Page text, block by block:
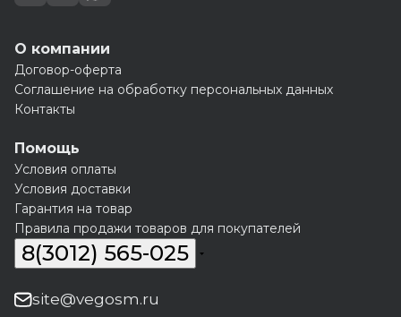
О компании
Договор-оферта
Соглашение на обработку персональных данных
Контакты
Помощь
Условия оплаты
Условия доставки
Гарантия на товар
Правила продажи товаров для покупателей
8(3012) 565-025
site@vegosm.ru